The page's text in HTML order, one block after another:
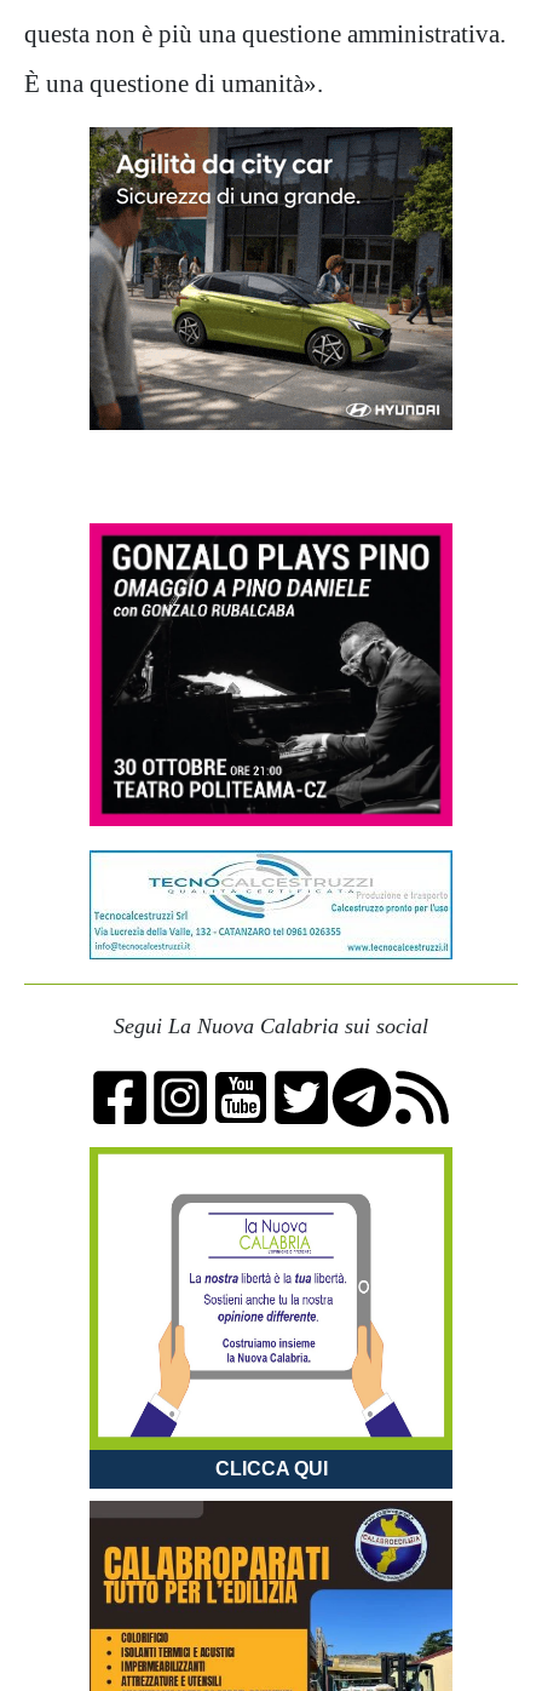
questa non è più una questione amministrativa.
È una questione di umanità».
Segui La Nuova Calabria sui social
CLICCA QUI